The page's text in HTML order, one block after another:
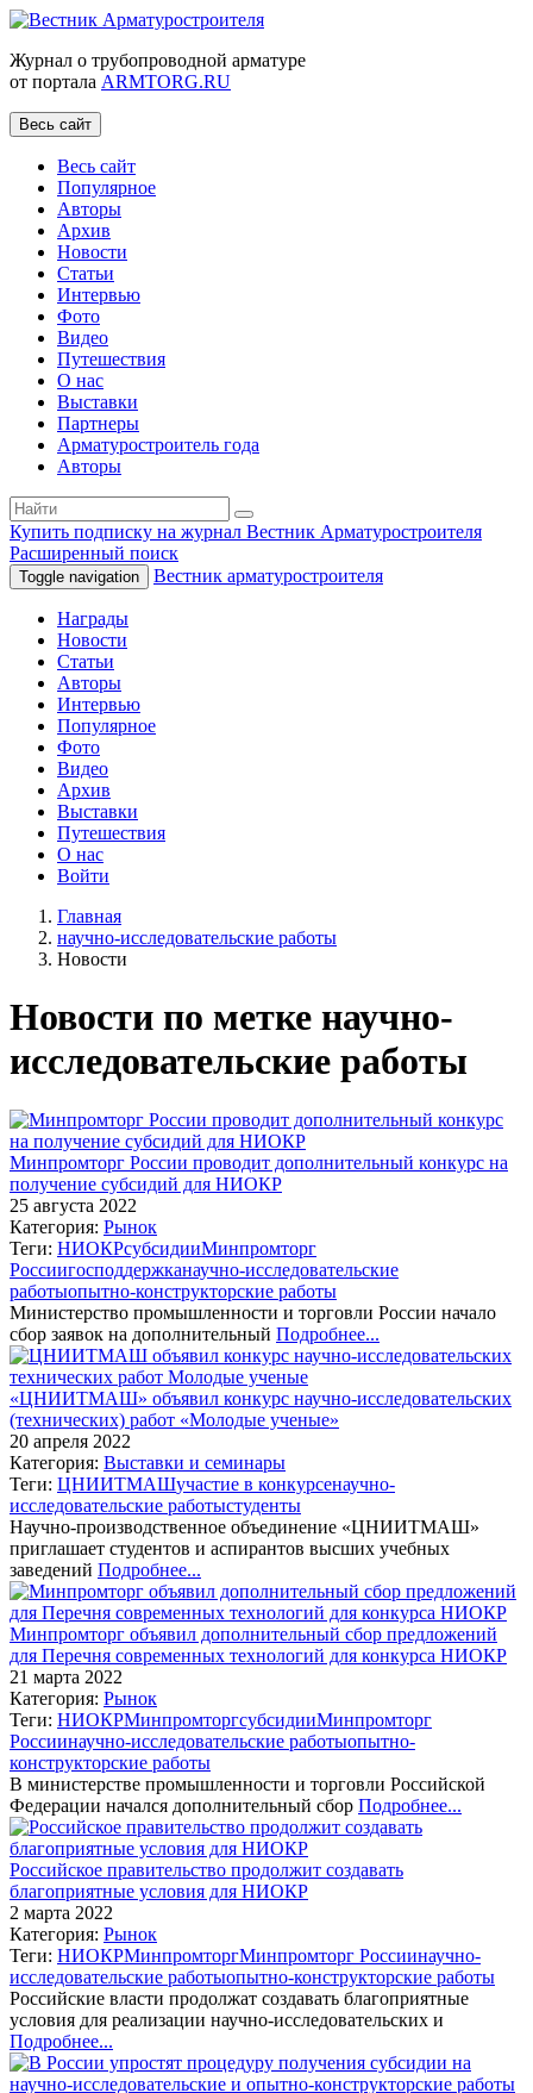
Журнал о трубопроводной арматуре
от портала ARMTORG.RU
Весь сайт
Весь сайт
Популярное
Авторы
Архив
Новости
Статьи
Интервью
Фото
Видео
Путешествия
О нас
Выставки
Партнеры
Арматуростроитель года
Авторы
Купить подписку на журнал Вестник Арматуростроителя
Расширенный поиск
Toggle navigation Вестник арматуростроителя
Награды
Новости
Статьи
Авторы
Интервью
Популярное
Фото
Видео
Архив
Выставки
Путешествия
О нас
Войти
Главная
научно-исследовательские работы
Новости
Новости по метке научно-
исследовательские работы
Минпромторг России проводит дополнительный конкурс на
получение субсидий для НИОКР
25 августа 2022
Категория: Рынок
Теги: НИОКРсубсидииМинпромторг
Россиигосподдержканаучно-исследовательские
работыопытно-конструкторские работы
Министерство промышленности и торговли России начало
сбор заявок на дополнительный Подробнее...
«ЦНИИТМАШ» объявил конкурс научно-исследовательских
(технических) работ «Молодые ученые»
20 апреля 2022
Категория: Выставки и семинары
Теги: ЦНИИТМАШучастие в конкурсенаучно-
исследовательские работыстуденты
Научно-производственное объединение «ЦНИИТМАШ»
приглашает студентов и аспирантов высших учебных
заведений Подробнее...
Минпромторг объявил дополнительный сбор предложений
для Перечня современных технологий для конкурса НИОКР
21 марта 2022
Категория: Рынок
Теги: НИОКРМинпромторгсубсидииМинпромторг
Россиинаучно-исследовательские работыопытно-
конструкторские работы
В министерстве промышленности и торговли Российской
Федерации начался дополнительный сбор Подробнее...
Российское правительство продолжит создавать
благоприятные условия для НИОКР
2 марта 2022
Категория: Рынок
Теги: НИОКРМинпромторгМинпромторг Россиинаучно-
исследовательские работыопытно-конструкторские работы
Российские власти продолжат создавать благоприятные
условия для реализации научно-исследовательских и
Подробнее...